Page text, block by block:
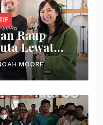
Raup
Lewat
MOORE